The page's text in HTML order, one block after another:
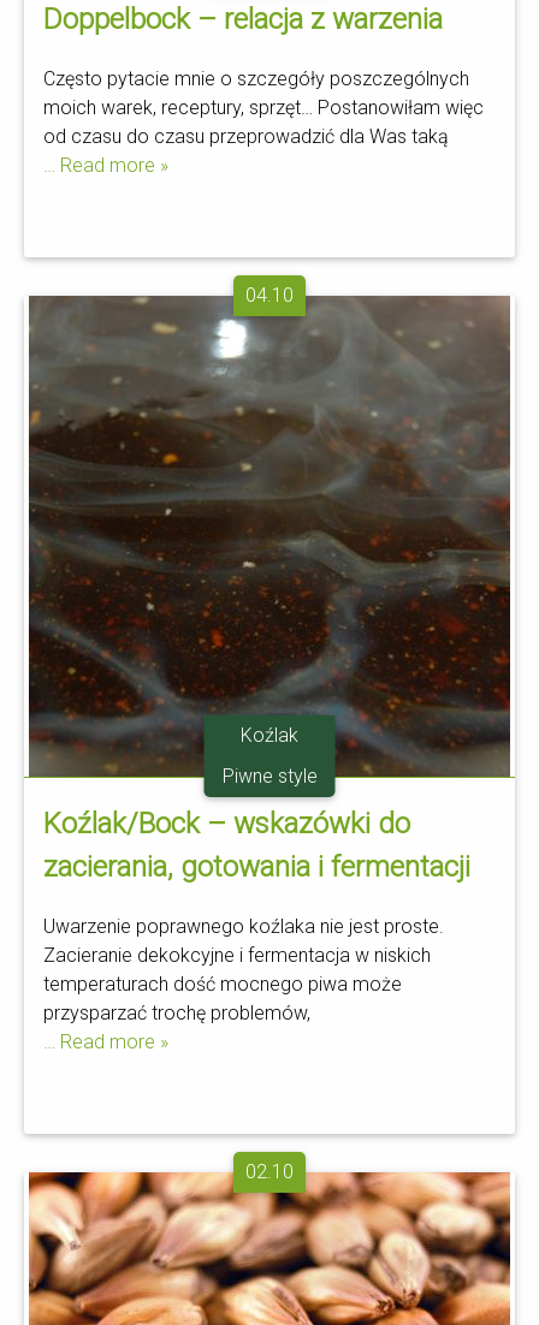
Doppelbock – relacja z warzenia
Często pytacie mnie o szczegóły poszczególnych
moich warek, receptury, sprzęt… Postanowiłam więc
od czasu do czasu przeprowadzić dla Was taką
… Read more »
04.10
Koźlak
Piwne style
Koźlak/Bock – wskazówki do
zacierania, gotowania i fermentacji
Uwarzenie poprawnego koźlaka nie jest proste.
Zacieranie dekokcyjne i fermentacja w niskich
temperaturach dość mocnego piwa może
przysparzać trochę problemów,
… Read more »
02.10